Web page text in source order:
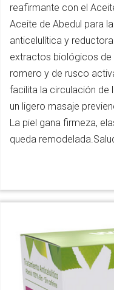
reafirmante con el
Aceite de Abedul para
anticelulítica y
extractos biológicos de
romero y de rusco
facilita la circulación de
un ligero masaje
La piel gana firmeza,
queda